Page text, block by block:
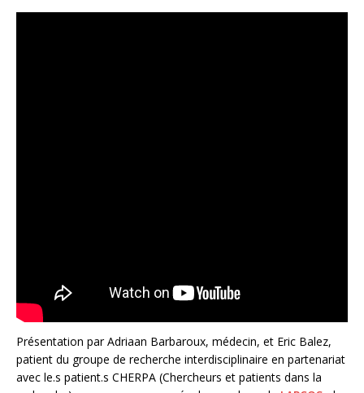
Présentation par Adriaan Barbaroux, médecin, et Eric Balez,
patient du groupe de recherche interdisciplinaire en partenariat
avec le.s patient.s CHERPA (Chercheurs et patients dans la